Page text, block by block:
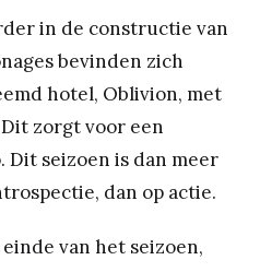
in de constructie van
bevinden zich
hotel, Oblivion, met
zorgt voor een
seizoen is dan meer
dan op actie.
van het seizoen,